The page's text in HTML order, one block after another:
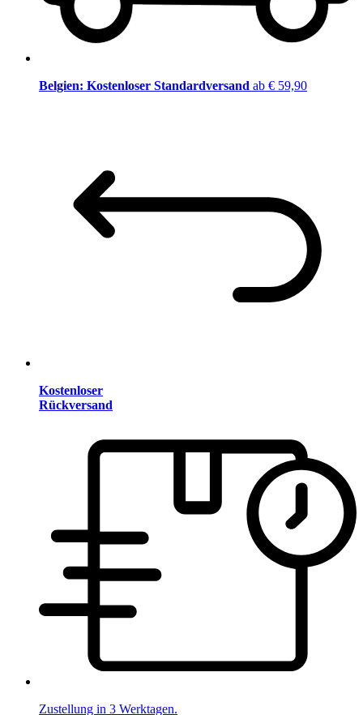
Belgien: Kostenloser Standardversand ab € 59,90
Kostenloser
Rückversand
Zustellung in 3 Werktagen.